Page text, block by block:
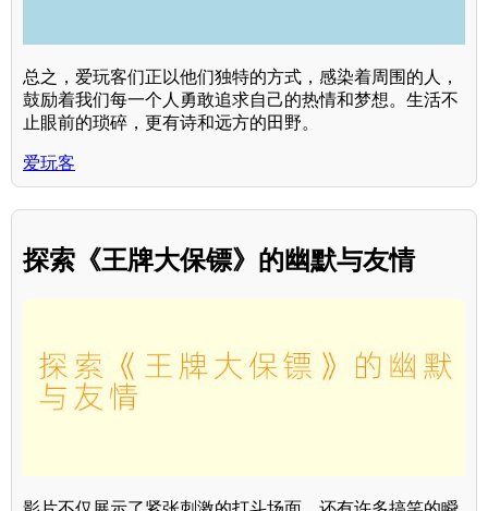
总之，爱玩客们正以他们独特的方式，感染着周围的人，
鼓励着我们每一个人勇敢追求自己的热情和梦想。生活不
止眼前的琐碎，更有诗和远方的田野。
爱玩客
探索《王牌大保镖》的幽默与友情